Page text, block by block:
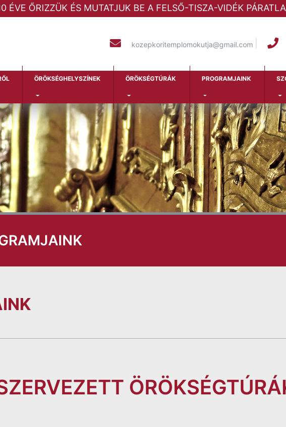
ÉVE ŐRIZZÜK ÉS MUTATJUK BE A FELSŐ-TISZA-VIDÉK
kozepkoritemplomokutja@gmail.com
ÖRÖKSÉGHELYSZÍNEK ÖRÖKSÉGTÚRÁK PROGRAMJAINK